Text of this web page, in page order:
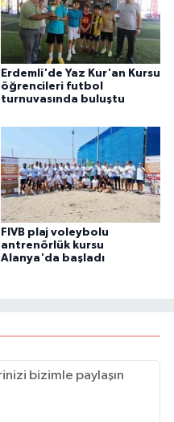
Erdemli'de Yaz Kur'an Kursu
öğrencileri futbol
turnuvasında buluştu
FIVB plaj voleybolu
antrenörlük kursu
Alanya'da başladı